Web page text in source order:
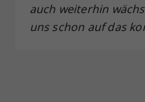
auch weiterhin
uns schon auf das